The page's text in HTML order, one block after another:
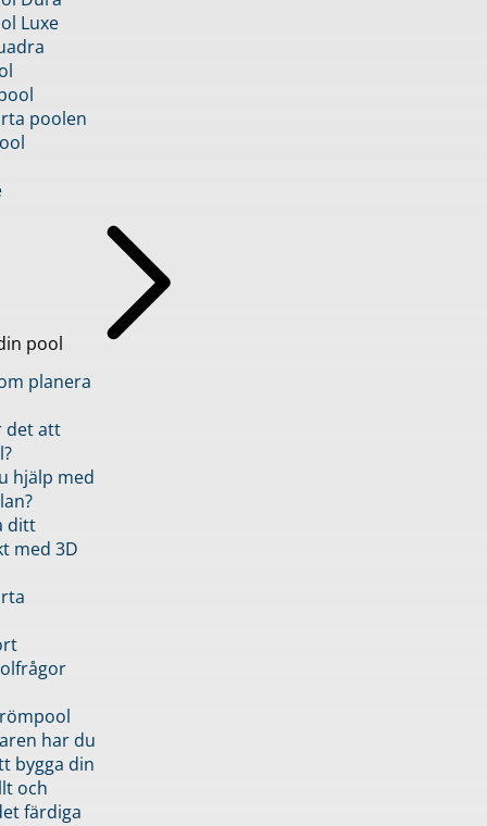
Luxe
poolen
pool
planera
det att
hjälp med
ditt
med 3D
har du
bygga din
och
färdiga